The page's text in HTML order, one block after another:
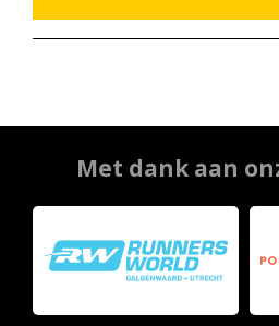
Met dank aan